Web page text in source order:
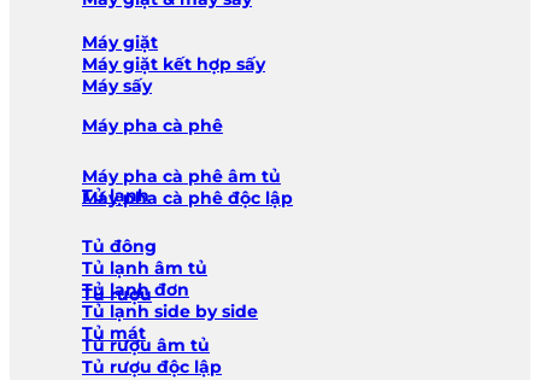
Máy giặt
Máy giặt kết hợp sấy
Máy sấy
Máy pha cà phê
Máy pha cà phê âm tủ
Máy pha cà phê độc lập
Tủ lạnh
Tủ đông
Tủ lạnh âm tủ
Tủ lạnh đơn
Tủ lạnh side by side
Tủ mát
Tủ rượu
Tủ rượu âm tủ
Tủ rượu độc lập